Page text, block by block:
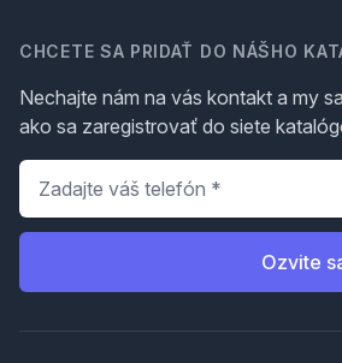
CHCETE SA PRIDAŤ DO NÁŠHO
Nechajte nám na vás kontakt a my
ako sa zaregistrovať do siete
Telefón
Ozvite